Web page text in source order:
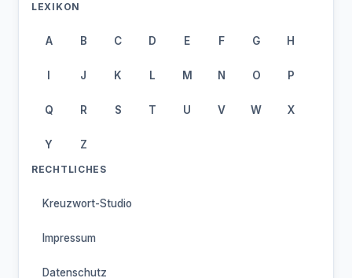
LEXIKON
A B C D E F G H
I J K L M N O P
Q R S T U V W X
Y Z
RECHTLICHES
Kreuzwort-Studio
Impressum
Datenschutz